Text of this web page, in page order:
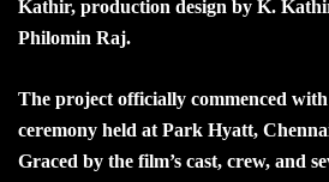
Kathir, production design by K.
Philomin Raj.
The project officially commenced
ceremony held at Park Hyatt,
Graced by the film’s cast, crew, and